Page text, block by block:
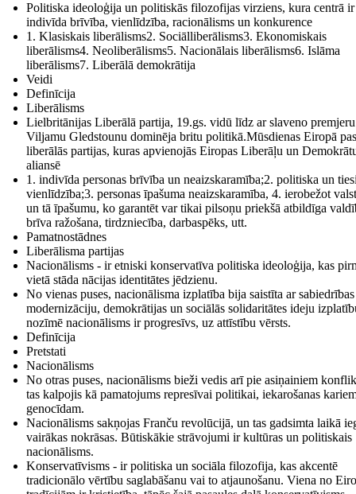
Politiska ideoloģija un politiskās filozofijas virziens, kura centrā ir
indivīda brīvība, vienlīdzība, racionālisms un konkurence
1. Klasiskais liberālisms2. Sociālliberālisms3. Ekonomiskais
liberālisms4. Neoliberālisms5. Nacionālais liberālisms6. Islāma
liberālisms7. Liberālā demokrātija
Veidi
Definīcija
Liberālisms
Lielbritānijas Liberālā partija, 19.gs. vidū līdz ar slaveno premjeru
Viljamu Gledstounu dominēja britu politikā.Mūsdienas Eiropā
liberālās partijas, kuras apvienojās Eiropas Liberāļu un
aliansē
1. indivīda personas brīvība un neaizskaramība;2. politiska un
vienlīdzība;3. personas īpašuma neaizskaramība, 4. ierobežot
un tā īpašumu, ko garantēt var tikai pilsoņu priekšā atbildīga
brīva ražošana, tirdzniecība, darbaspēks, utt.
Pamatnostādnes
Liberālisma partijas
Nacionālisms - ir etniski konservatīva politiska ideoloģija, kas
vietā stāda nācijas identitātes jēdzienu.
No vienas puses, nacionālisma izplatība bija saistīta ar sabiedrības
modernizāciju, demokrātijas un sociālās solidaritātes ideju
nozīmē nacionālisms ir progresīvs, uz attīstību vērsts.
Definīcija
Pretstati
Nacionālisms
No otras puses, nacionālisms bieži vedis arī pie asiņainiem
tas kalpojis kā pamatojums represīvai politikai, iekarošanas
genocīdam.
Nacionālisms sakņojas Franču revolūcijā, un tas gadsimta laikā
vairākas nokrāsas. Būtiskākie strāvojumi ir kultūras un politiskais
nacionālisms.
Konservatīvisms - ir politiska un sociāla filozofija, kas akcentē
tradicionālo vērtību saglabāšanu vai to atjaunošanu. Viena no